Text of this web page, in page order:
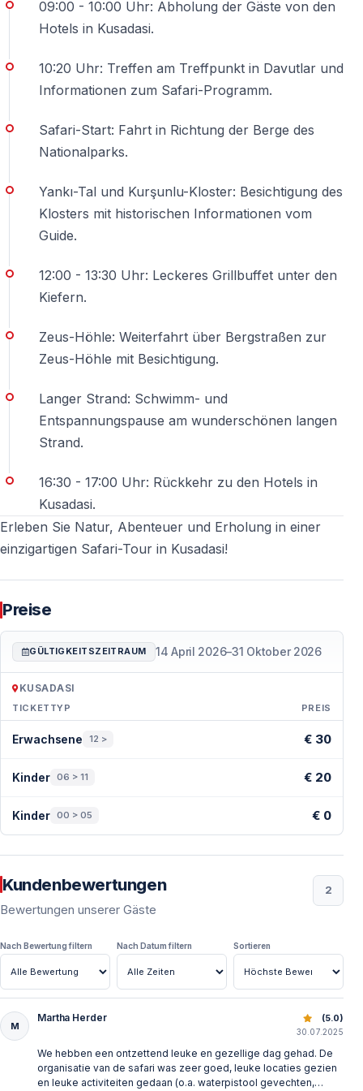
Ja — Abholung und Rücktransfer von Hotels in
Kusadasi sind inklusive.
Ist die Tour anstrengend?
erforderlich, jedoch wird geeignetes Schuhwerk
empfohlen.
Nach einem ganztägigen Programm erfolgt die
Rückkehr zu den Hotels am Nachmittag.
09:00 - 10:00 Uhr: Abholung der Gäste von den
Hotels in Kusadasi.
10:20 Uhr: Treffen am Treffpunkt in Davutlar und
Informationen zum Safari-Programm.
Safari-Start: Fahrt in Richtung der Berge des
Nationalparks.
Yankı-Tal und Kurşunlu-Kloster: Besichtigung des
Klosters mit historischen Informationen vom
Guide.
12:00 - 13:30 Uhr: Leckeres Grillbuffet unter den
Kiefern.
Zeus-Höhle: Weiterfahrt über Bergstraßen zur
Zeus-Höhle mit Besichtigung.
Langer Strand: Schwimm- und
Entspannungspause am wunderschönen langen
Strand.
16:30 - 17:00 Uhr: Rückkehr zu den Hotels in
Kusadasi.
Erleben Sie Natur, Abenteuer und Erholung in einer
einzigartigen Safari-Tour in Kusadasi!
Preise
GÜLTIGKEITSZEITRAUM 14 April 2026–31 Oktober 2026
KUSADASI
TICKETTYP PREIS
Erwachsene 12 > € 30
Kinder 06 > 11 € 20
Kinder 00 > 05 € 0
Kundenbewertungen
Bewertungen unserer Gäste
2
Nach Bewertung filtern Nach Datum filtern Sortieren
Kusadasi Jeep Safari: Abenteuer im Nationalpark erleben
M
Martha Herder (5.0)
30.07.2025
We hebben een ontzettend leuke en gezellige dag gehad. De
organisatie van de safari was zeer goed, leuke locaties gezien
en leuke activiteiten gedaan (o.a. waterpistool gevechten,